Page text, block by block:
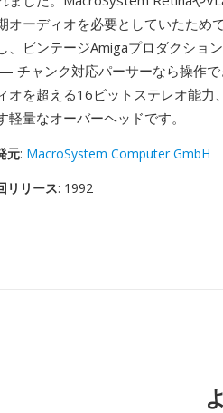
オーディオを必要としていたためで
、ビンテージAmigaプロダクショ
チャンク対応パーサーなら操作
オを超える16ビットステレオ能力
軽量なオーバーヘッドです。
元: MacroSystem Computer GmbH
リリース: 1992